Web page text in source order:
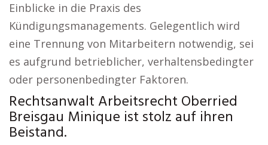
Einblicke in die Praxis des
Kündigungsmanagements. Gelegentlich wird
eine Trennung von Mitarbeitern notwendig, sei
es aufgrund betrieblicher, verhaltensbedingter
oder personenbedingter Faktoren.
Rechtsanwalt Arbeitsrecht Oberried
Breisgau Minique ist stolz auf ihren
Beistand.